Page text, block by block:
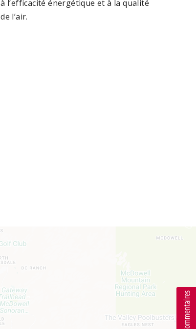
à l’efficacité énergétique et à la qualité
de l’air.